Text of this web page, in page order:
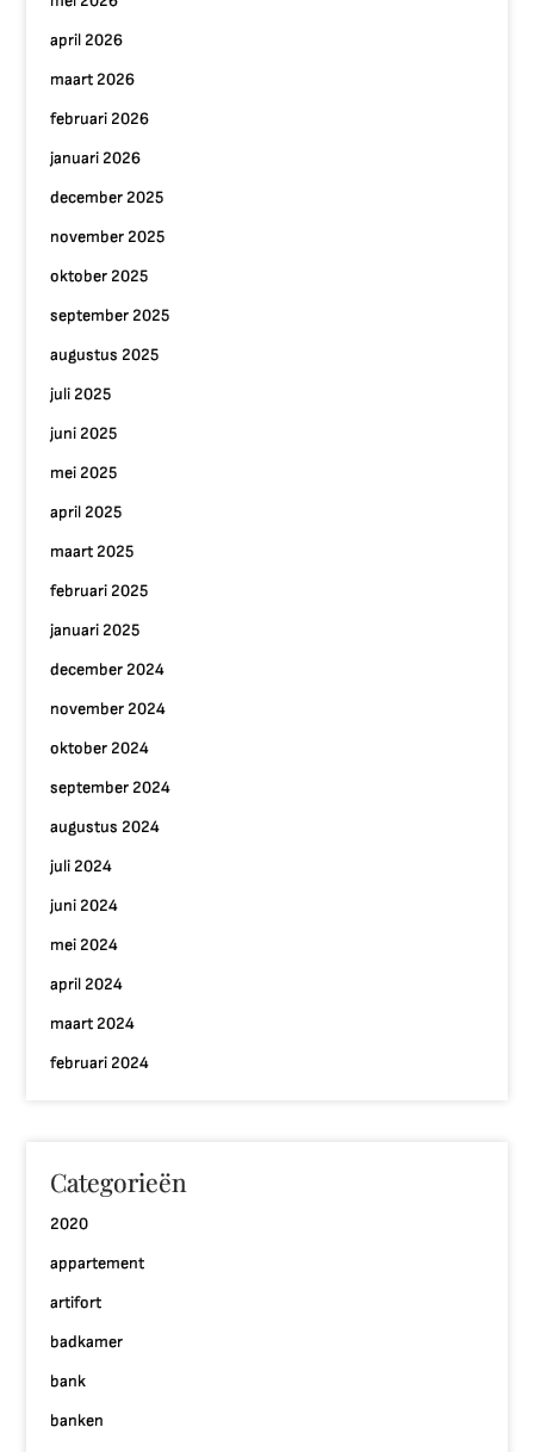
april 2026
maart 2026
februari 2026
januari 2026
december 2025
november 2025
oktober 2025
september 2025
augustus 2025
juli 2025
juni 2025
mei 2025
april 2025
maart 2025
februari 2025
januari 2025
december 2024
november 2024
oktober 2024
september 2024
augustus 2024
juli 2024
juni 2024
mei 2024
april 2024
maart 2024
februari 2024
Categorieën
2020
appartement
artifort
badkamer
bank
banken